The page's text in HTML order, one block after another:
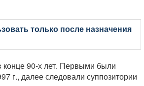
только после назначения
конце 90-х лет. Первыми были
г., далее следовали суппозитории